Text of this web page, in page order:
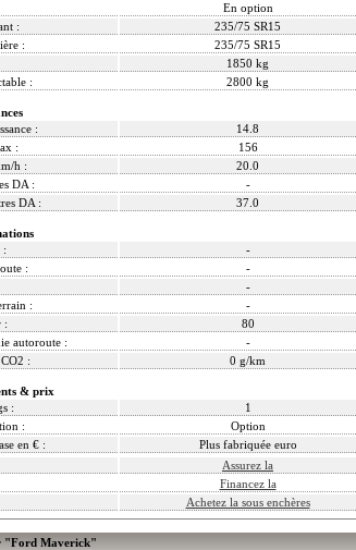
En option
:
235/75 SR15
:
235/75 SR15
1850 kg
:
2800 kg
:
14.8
:
156
h :
20.0
DA :
-
DA :
37.0
:
-
:
-
-
:
-
:
80
autoroute :
-
:
0 g/km
& prix
:
1
:
Option
en € :
Plus fabriquée euro
Assurez la
Financez la
Achetez la sous enchères
"Ford Maverick"